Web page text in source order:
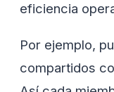
eficiencia
Por ejemplo,
compartidos